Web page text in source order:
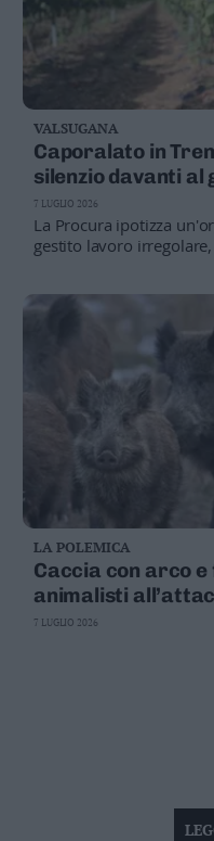
VALSUGANA
Caporalato in
silenzio davanti al
La Procura ipotizza
gestito lavoro
Arrestato:
7 LUGLIO 2026
LA POLEMICA
Caccia con arco
animalisti
sconcertante»
7 LUGLIO 2026